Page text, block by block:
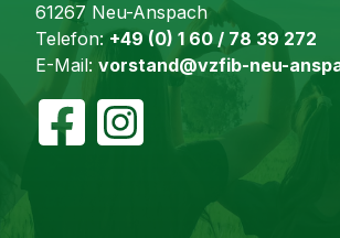
61267 Neu-Anspach
Telefon: +49 (0) 1 60 / 78 39 272
E-Mail: vorstand@vzfib-neu-